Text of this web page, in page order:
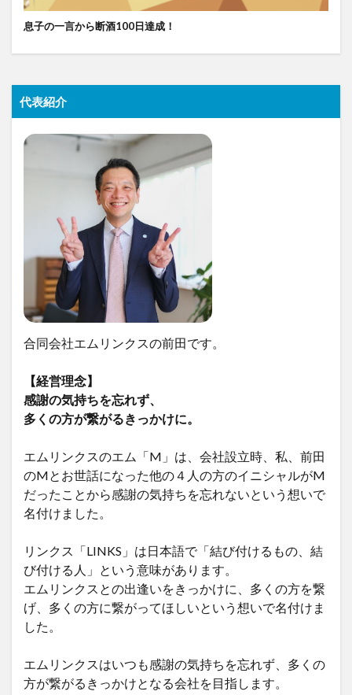
息子の一言から断酒100日達成！
代表紹介
合同会社エムリンクスの前田です。
【経営理念】
感謝の気持ちを忘れず、
多くの方が繋がるきっかけに。
エムリンクスのエム「M」は、会社設立時、私、前田
のMとお世話になった他の４人の方のイニシャルがM
だったことから感謝の気持ちを忘れないという想いで
名付けました。
リンクス「LINKS」は日本語で「結び付けるもの、結
び付ける人」という意味があります。
エムリンクスとの出逢いをきっかけに、多くの方を繋
げ、多くの方に繋がってほしいという想いで名付けま
した。
エムリンクスはいつも感謝の気持ちを忘れず、多くの
方が繋がるきっかけとなる会社を目指します。